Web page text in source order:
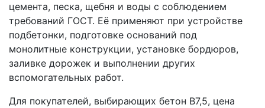
цемента, песка, щебня и воды с соблюдением
требований ГОСТ. Её применяют при устройстве
подбетонки, подготовке оснований под
монолитные конструкции, установке бордюров,
заливке дорожек и выполнении других
вспомогательных работ.
Для покупателей, выбирающих бетон В7,5, цена